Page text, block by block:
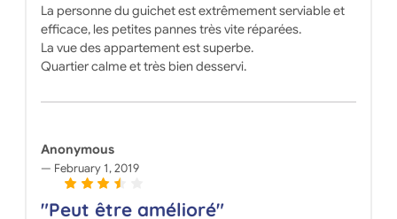
La personne du guichet est extrêmement serviable et
efficace, les petites pannes très vite réparées.
La vue des appartement est superbe.
Quartier calme et très bien desservi.
Anonymous
February 1, 2019
"Peut être amélioré"